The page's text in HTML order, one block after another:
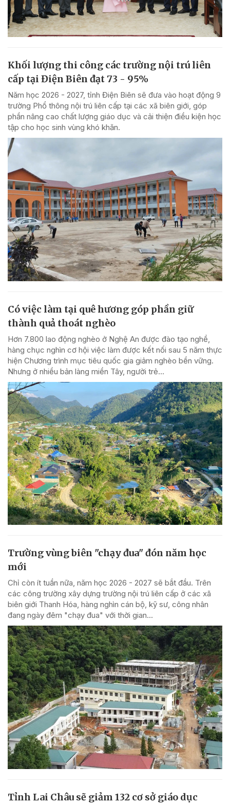
Khối lượng thi công các trường nội trú liên
cấp tại Điện Biên đạt 73 - 95%
Năm học 2026 - 2027, tỉnh Điện Biên sẽ đưa vào hoạt động 9
trường Phổ thông nội trú liên cấp tại các xã biên giới, góp
phần nâng cao chất lượng giáo dục và cải thiện điều kiện học
tập cho học sinh vùng khó khăn.
Có việc làm tại quê hương góp phần giữ
thành quả thoát nghèo
Hơn 7.800 lao động nghèo ở Nghệ An được đào tạo nghề,
hàng chục nghìn cơ hội việc làm được kết nối sau 5 năm thực
hiện Chương trình mục tiêu quốc gia giảm nghèo bền vững.
Nhưng ở nhiều bản làng miền Tây, người trẻ...
Trường vùng biên "chạy đua" đón năm học
mới
Chỉ còn ít tuần nữa, năm học 2026 - 2027 sẽ bắt đầu. Trên
các công trường xây dựng trường nội trú liên cấp ở các xã
biên giới Thanh Hóa, hàng nghìn cán bộ, kỹ sư, công nhân
đang ngày đêm "chạy đua" với thời gian...
Tỉnh Lai Châu sẽ giảm 132 cơ sở giáo dục